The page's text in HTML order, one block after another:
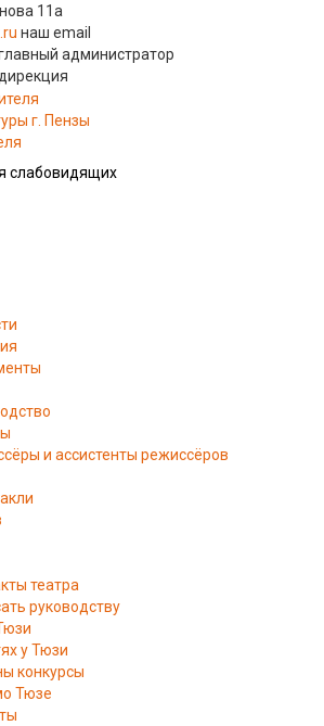
11а
наш email
администратор
дирекция
г. Пензы
слабовидящих
и ассистенты режиссёров
театра
руководству
у Тюзи
конкурсы
Тюзе